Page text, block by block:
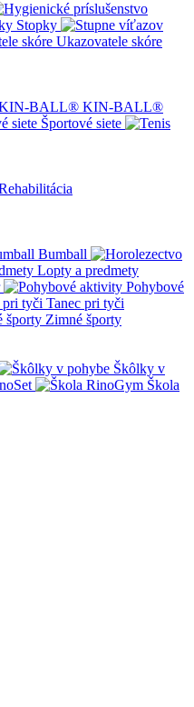
Stopky
Ukazovatele skóre
KIN-BALL®
Športové siete
Bumball
Lopty a predmety
Pohybové
Tanec pri tyči
Zimné športy
Škôlky v
Škola